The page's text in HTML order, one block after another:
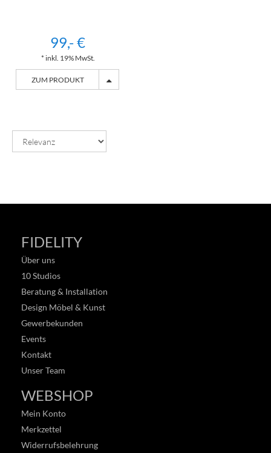
99,- €
* inkl. 19% MwSt.
ZUM PRODUKT
FIDELITY
Über uns
10 Studios
Beratung & Installation
Design Möbel & Kunst
Gewerbekunden
Events
Kontakt
Unser Team
WEBSHOP
Mein Konto
Merkzettel
Widerrufsbelehrung